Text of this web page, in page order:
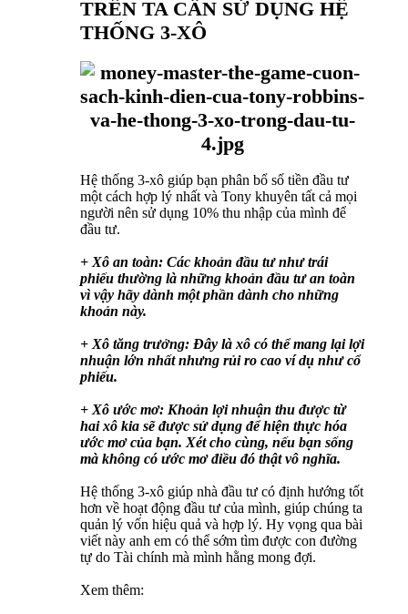
TRÊN TA CẦN SỬ DỤNG HỆ
THỐNG 3-XÔ
Hệ thống 3-xô giúp bạn phân bổ số tiền đầu tư
một cách hợp lý nhất và Tony khuyên tất cả mọi
người nên sử dụng 10% thu nhập của mình để
đầu tư.
+ Xô an toàn: Các khoản đầu tư như trái
phiếu thường là những khoản đầu tư an toàn
vì vậy hãy dành một phần dành cho những
khoản này.
+ Xô tăng trưởng: Đây là xô có thể mang lại lợi
nhuận lớn nhất nhưng rủi ro cao ví dụ như cổ
phiếu.
+ Xô ước mơ: Khoản lợi nhuận thu được từ
hai xô kia sẽ được sử dụng để hiện thực hóa
ước mơ của bạn. Xét cho cùng, nếu bạn sống
mà không có ước mơ điều đó thật vô nghĩa.
Hệ thống 3-xô giúp nhà đầu tư có định hướng tốt
hơn về hoạt động đầu tư của mình, giúp chúng ta
quản lý vốn hiệu quả và hợp lý. Hy vọng qua bài
viết này anh em có thể sớm tìm được con đường
tự do Tài chính mà mình hằng mong đợi.
Xem thêm: